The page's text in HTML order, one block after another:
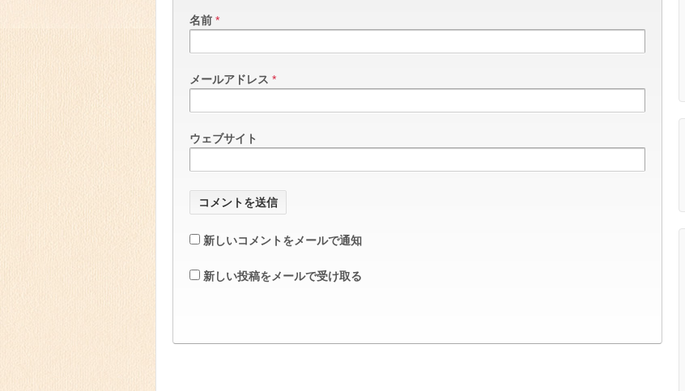
名前 *
メールアドレス *
ウェブサイト
新しいコメントをメールで通知
新しい投稿をメールで受け取る